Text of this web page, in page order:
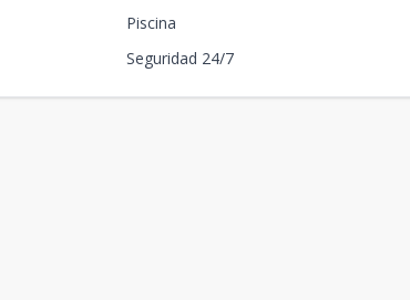
Piscina
Seguridad 24/7